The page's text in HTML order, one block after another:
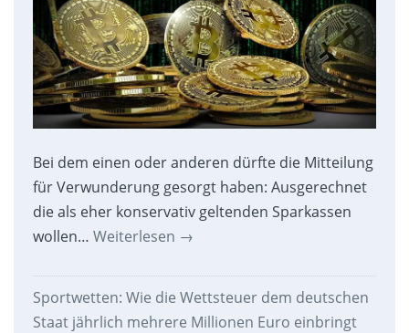
Bei dem einen oder anderen dürfte die Mitteilung
für Verwunderung gesorgt haben: Ausgerechnet
die als eher konservativ geltenden Sparkassen
wollen… Weiterlesen →
Sportwetten: Wie die Wettsteuer dem deutschen
Staat jährlich mehrere Millionen Euro einbringt